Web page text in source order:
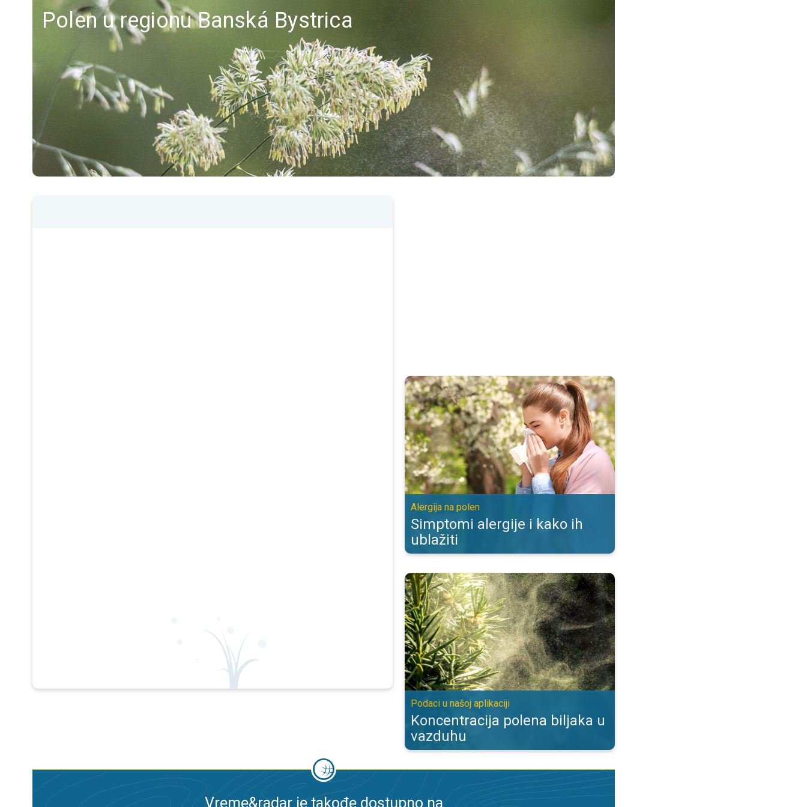
Polen u regionu Banská Bystrica
Simptomi alergije i kako ih ublažiti. Alergija na polen. . .
Alergija na polen
Simptomi alergije i kako ih
ublažiti
Koncentracija polena biljaka u vazduhu. Podaci u našoj aplikaciji. . .
Podaci u našoj aplikaciji
Koncentracija polena biljaka u
vazduhu
Vreme&radar je takođe dostupno na